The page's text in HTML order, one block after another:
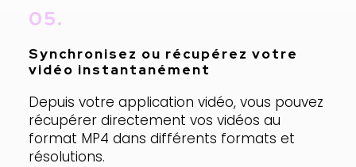
05.
Synchronisez ou récupérez votre
vidéo instantanément
Depuis votreapplication vidéo,vous pouvez
récupérer directement vos vidéos au
format MP4 dans différents formats et
résolutions.